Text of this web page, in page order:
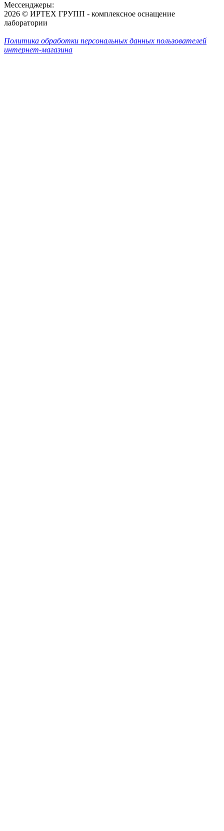
Мессенджеры:
2026 © ИРТЕХ ГРУПП - комплексное оснащение
лаборатории
Политика обработки персональных данных пользователей
интернет-магазина